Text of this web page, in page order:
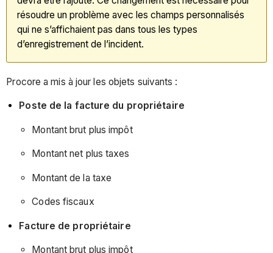
des
données
de
janvier
Rapport
360
Publication
données
de
(16/12/2025)
360
:
résoudre un problème avec les champs personnalisés
qui ne s’affichaient pas dans tous les types
d’enregistrement de l’incident.
Procore a mis à jour les objets suivants :
Poste de la facture du propriétaire
Montant brut plus impôt
Montant net plus taxes
Montant de la taxe
Codes fiscaux
Facture de propriétaire
Montant brut plus impôt